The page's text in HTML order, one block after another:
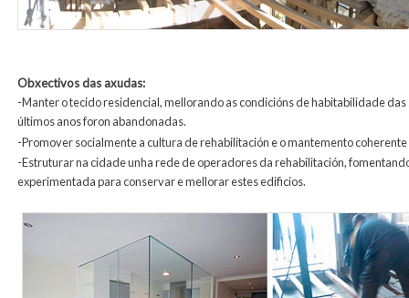
Obxectivos das axudas:
-Manter o tecido residencial, mellorando as condicións de habitabilidade
últimos anos foron abandonadas.
-Promover socialmente a cultura de rehabilitación e o mantemento
-Estruturar na cidade unha rede de operadores da rehabilitación,
experimentada para conservar e mellorar estes edificios.
cocina-portal-image156.jpg